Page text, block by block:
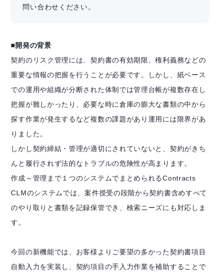
問い合わせください。
■開発の背景
契約のリスク管理には、契約書の有効期限、権利義務などの
重要な情報の把握を行うことが必要です。しかし、紙ベース
での運用や組織が分断された体制では管理台帳が複数存在し
把握が難しかったり、必要な時に倉庫の膨大な書類の中から
探す作業が発生するなど複数の課題があり運用には限界があ
りました。
しかし契約締結・管理が適切にされていないと、契約がきち
んと履行されず法的なトラブルの危険性が高まります。
作成～管理まで１つのシステムでまとめられるContracts
CLMのシステムでは、案件授受の段階から契約書含めすべて
のやり取りと書類を記録保管でき、検索ニーズにも対応しま
す。
今回の新機能では、お客様よりご要望の多かった契約書項目
自動入力を実装し、契約項目の手入力作業を補助することで